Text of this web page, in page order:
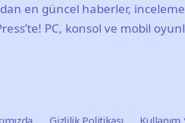
en güncel haberler,
PC, konsol ve mobil